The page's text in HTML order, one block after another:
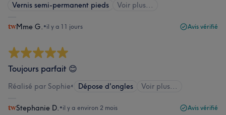
Vernis semi-permanent pieds Voir plus...
Mme G. •il y a 11 jours Avis vérifié
Toujours parfait 😊
Réalisé par Sophie• Dépose d'ongles Voir plus...
Stephanie D. •il y a environ 2 mois Avis vérifié